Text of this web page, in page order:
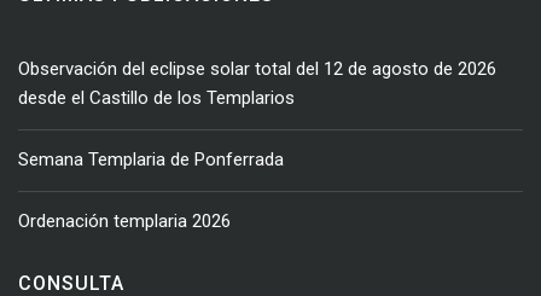
Observación del eclipse solar total del 12 de agosto de 2026
desde el Castillo de los Templarios
Semana Templaria de Ponferrada
Ordenación templaria 2026
CONSULTA